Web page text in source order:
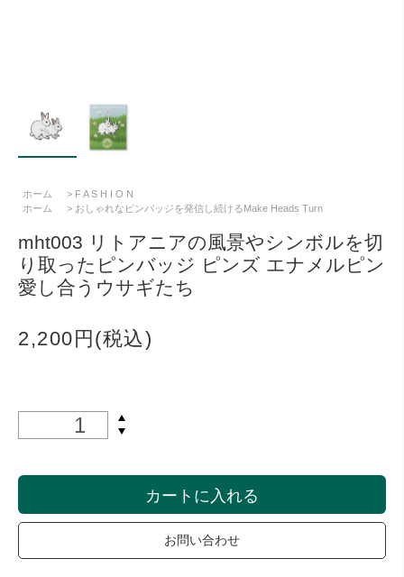
ホーム > F A S H I O N
ホーム
> おしゃれなピンバッジを発信し続けるMake Heads Turn
mht003 リトアニアの風景やシンボルを切
り取ったピンバッジ ピンズ エナメルピン
愛し合うウサギたち
2,200円(税込)
カートに入れる
お問い合わせ